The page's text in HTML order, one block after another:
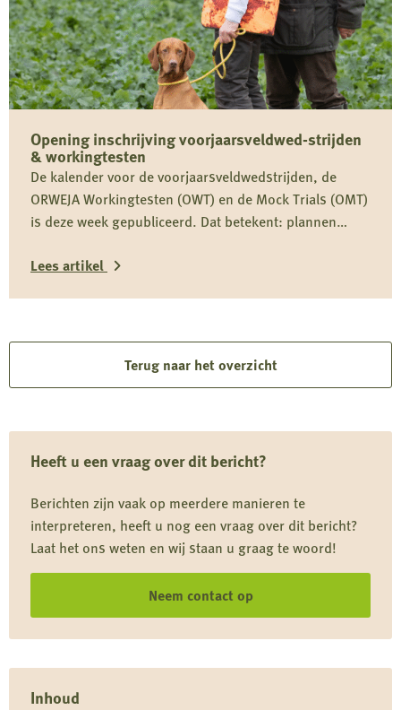
Heeft u een vraag over dit bericht?
Berichten zijn vaak op meerdere manieren te
interpreteren, heeft u nog een vraag over dit bericht?
Laat het ons weten en wij staan u graag te woord!
Neem contact op
Inhoud
over
Winnaars
Provinciale
Jachthonden
Proef
Gelderland
Opening inschrijving voorjaarsveldwed-strijden
& workingtesten
De kalender voor de voorjaarsveldwedstrijden, de
ORWEJA Workingtesten (OWT) en de Mock Trials (OMT)
is deze week gepubliceerd. Dat betekent: plannen
zaterdag 17 januari om 19.00 uur.
Lees artikel
Opening
voorjaarsveldwed-
strijden
workingtesten
Terug naar het overzicht